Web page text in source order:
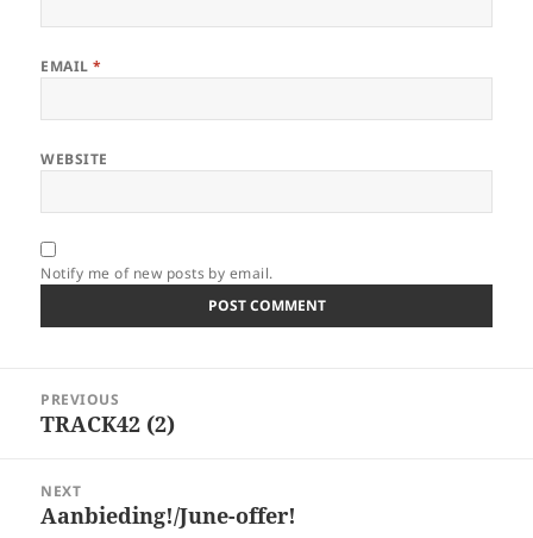
EMAIL*
WEBSITE
Notify me of new posts by email.
navigation
PREVIOUS
Previous
TRACK42 (2)
NEXT
Next
Aanbieding!/June-offer!